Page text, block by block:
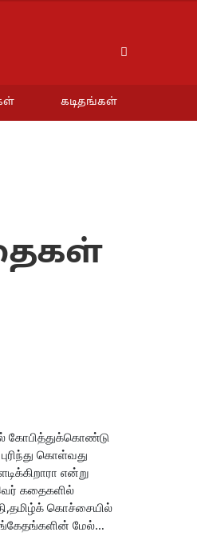
கடிதங்கள்
கோபித்துக்கொண்டு
கொள்வது
என்று
கதைகளில்
கொச்சையில்
மேல்…